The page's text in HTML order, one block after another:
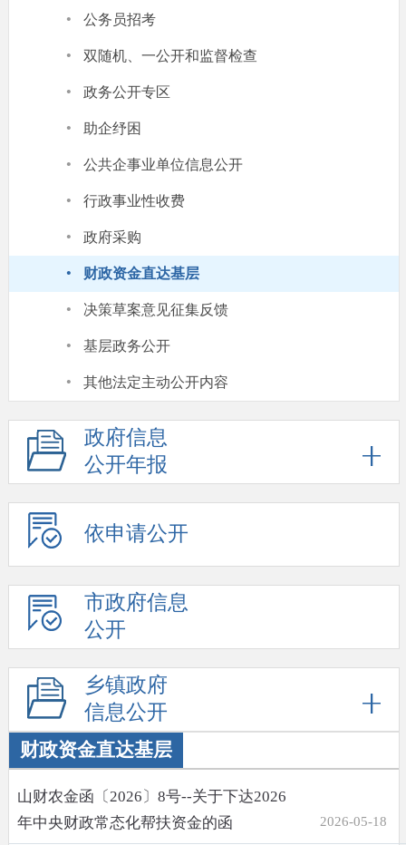
· 公务员招考
· 双随机、一公开和监督检查
· 政务公开专区
· 助企纾困
· 公共企事业单位信息公开
· 行政事业性收费
· 政府采购
· 财政资金直达基层
· 决策草案意见征集反馈
· 基层政务公开
· 其他法定主动公开内容
政府信息
公开年报
依申请公开
市政府信息
公开
乡镇政府
信息公开
财政资金直达基层
山财农金函〔2026〕8号--关于下达2026
年中央财政常态化帮扶资金的函
2026-05-18